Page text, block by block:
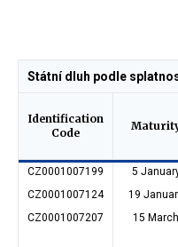
Identification
Code
Státní dluh podle
CZ0001007199 5
CZ0001007124
19
CZ0001007207 15